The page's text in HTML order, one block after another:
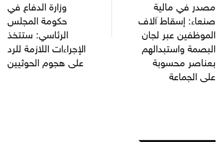
مصدر في مالية
صنعاء: إسقاط آلاف
الموظفين عبر لجان
البصمة واستبدالهم
بعناصر محسوبة
على الجماعة
وزارة الدفاع في
حكومة المجلس
الرئاسي: ستتخذ
الإجراءات اللازمة للرد
على هجوم الحوثيين